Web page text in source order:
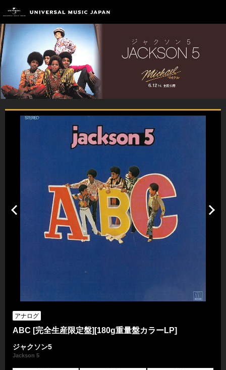
アナログ
ABC [完全生産限定盤][180g重量盤カラーLP]
ジャクソン5
Jackson 5